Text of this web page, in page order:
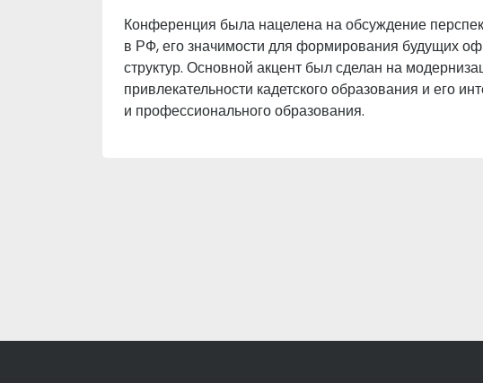
Конференция была нацелена на обсуждение
в РФ, его значимости для формирования будущих
структур. Основной акцент был сделан на
привлекательности кадетского образования и его
и профессионального образования.